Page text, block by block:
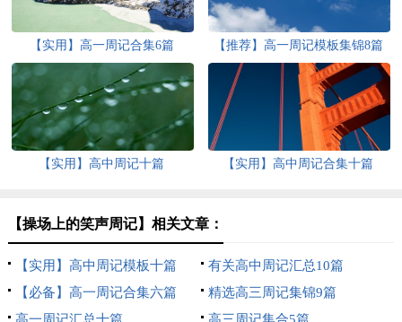
【实用】高一周记合集6篇 【推荐】高一周记模板集锦8篇
【实用】高中周记十篇 【实用】高中周记合集十篇
【操场上的笑声周记】相关文章：
【实用】高中周记模板十篇
有关高中周记汇总10篇
【必备】高一周记合集六篇
精选高三周记集锦9篇
高一周记汇总十篇
高三周记集合5篇